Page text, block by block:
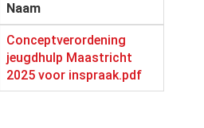
Naam
Conceptverordening
jeugdhulp Maastricht
2025 voor inspraak.pdf